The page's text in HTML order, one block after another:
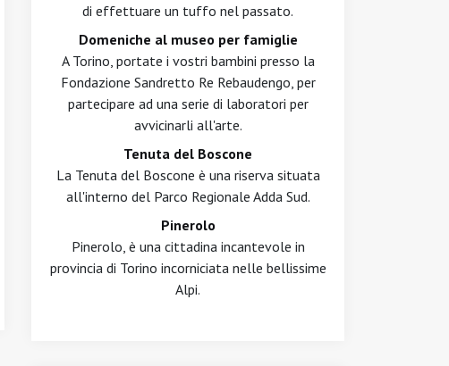
di effettuare un tuffo nel passato.
Domeniche al museo per famiglie
A Torino, portate i vostri bambini presso la
Fondazione Sandretto Re Rebaudengo, per
partecipare ad una serie di laboratori per
avvicinarli all'arte.
Tenuta del Boscone
La Tenuta del Boscone è una riserva situata
all'interno del Parco Regionale Adda Sud.
Pinerolo
Pinerolo, è una cittadina incantevole in
provincia di Torino incorniciata nelle bellissime
Alpi.